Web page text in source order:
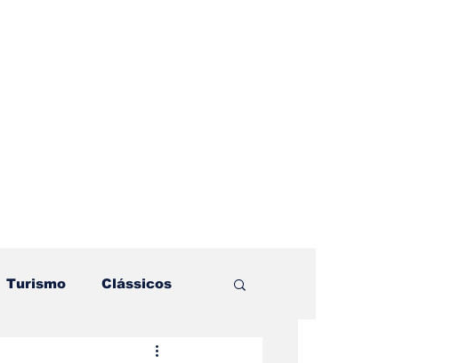
Turismo Clássicos
Testes e Comparativos